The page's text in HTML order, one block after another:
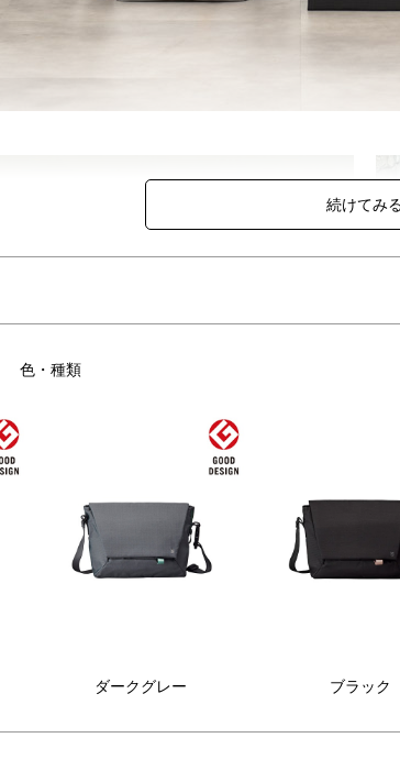
色・種類
ダークグレー ブラック